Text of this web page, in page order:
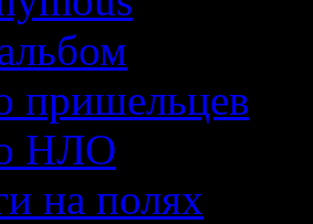
пришельцев
НЛО
на полях